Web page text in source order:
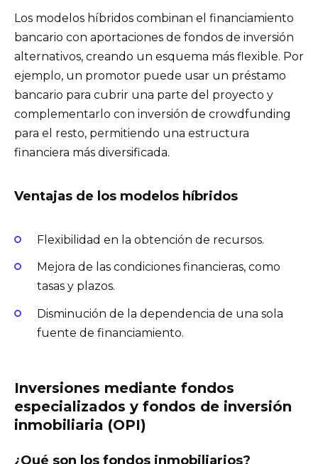
Los modelos híbridos combinan el financiamiento
bancario con aportaciones de fondos de inversión
alternativos, creando un esquema más flexible. Por
ejemplo, un promotor puede usar un préstamo
bancario para cubrir una parte del proyecto y
complementarlo con inversión de crowdfunding
para el resto, permitiendo una estructura
financiera más diversificada.
Ventajas de los modelos híbridos
Flexibilidad en la obtención de recursos.
Mejora de las condiciones financieras, como
tasas y plazos.
Disminución de la dependencia de una sola
fuente de financiamiento.
Inversiones mediante fondos
especializados y fondos de inversión
inmobiliaria (OPI)
¿Qué son los fondos inmobiliarios?